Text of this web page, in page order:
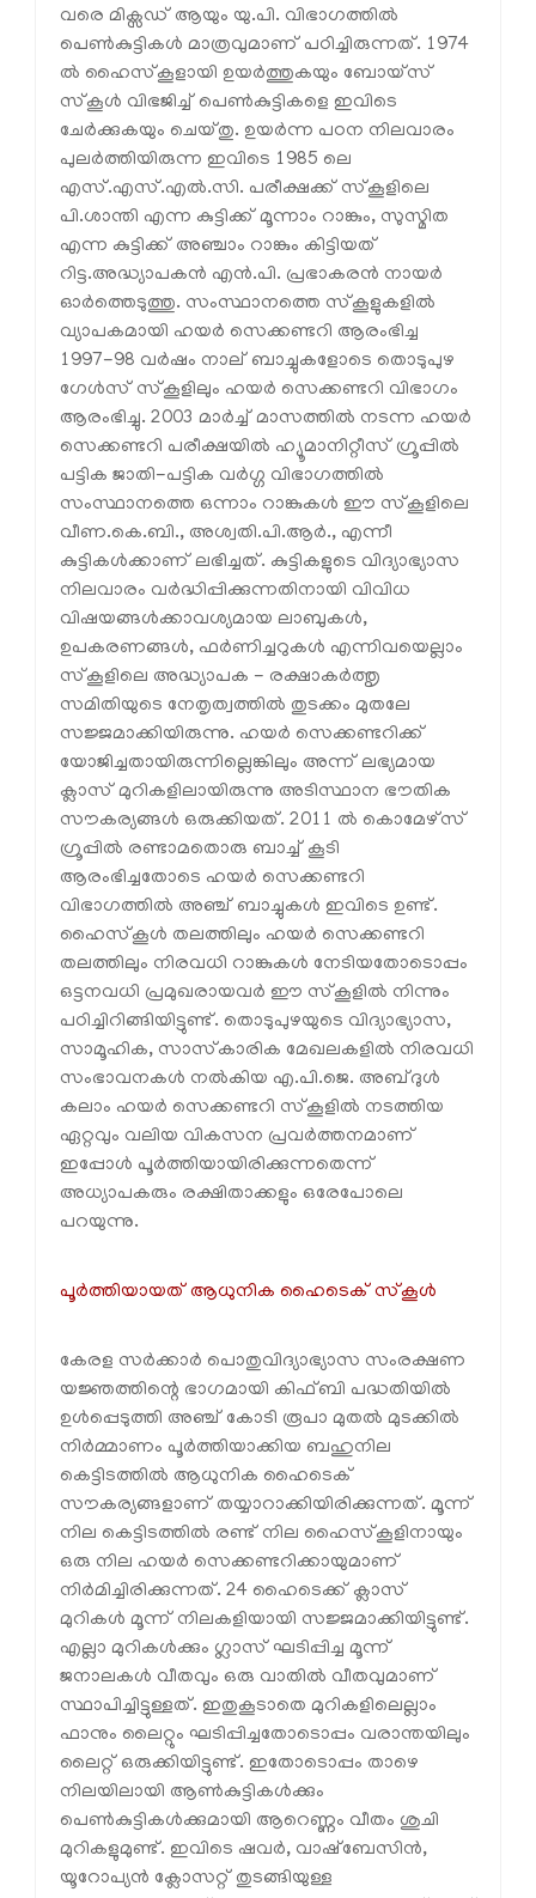
വരെ മിക്സഡ് ആയും യു.പി. വിഭാഗത്തില്‍
പെണ്‍കുട്ടികള്‍ മാത്രവുമാണ് പഠിച്ചിരുന്നത്. 1974
ല്‍ ഹൈസ്‌കൂളായി ഉയര്‍ത്തുകയും ബോയ്സ്
സ്‌കൂള്‍ വിഭജിച്ച് പെണ്‍കുട്ടികളെ ഇവിടെ
ചേര്‍ക്കുകയും ചെയ്തു. ഉയര്‍ന്ന പഠന നിലവാരം
പുലര്‍ത്തിയിരുന്ന ഇവിടെ 1985 ലെ
എസ്.എസ്.എല്‍.സി. പരീക്ഷക്ക് സ്‌കൂളിലെ
പി.ശാന്തി എന്ന കുട്ടിക്ക് മൂന്നാം റാങ്കും, സുസ്മിത
എന്ന കുട്ടിക്ക് അഞ്ചാം റാങ്കും കിട്ടിയത്
റിട്ട.അദ്ധ്യാപകന്‍ എന്‍.പി. പ്രഭാകരന്‍ നായര്‍
ഓര്‍ത്തെടുത്തു. സംസ്ഥാനത്തെ സ്‌കൂളുകളില്‍
വ്യാപകമായി ഹയര്‍ സെക്കണ്ടറി ആരംഭിച്ച
1997-98 വര്‍ഷം നാല് ബാച്ചുകളോടെ തൊടുപുഴ
ഗേള്‍സ് സ്‌കൂളിലും ഹയര്‍ സെക്കണ്ടറി വിഭാഗം
ആരംഭിച്ചു. 2003 മാര്‍ച്ച് മാസത്തില്‍ നടന്ന ഹയര്‍
സെക്കണ്ടറി പരീക്ഷയില്‍ ഹ്യൂമാനിറ്റീസ് ഗ്രൂപ്പില്‍
പട്ടിക ജാതി-പട്ടിക വര്‍ഗ്ഗ വിഭാഗത്തില്‍
സംസ്ഥാനത്തെ ഒന്നാം റാങ്കുകള്‍ ഈ സ്‌കൂളിലെ
വീണ.കെ.ബി., അശ്വതി.പി.ആര്‍., എന്നീ
കുട്ടികള്‍ക്കാണ് ലഭിച്ചത്. കുട്ടികളുടെ വിദ്യാഭ്യാസ
നിലവാരം വര്‍ദ്ധിപ്പിക്കുന്നതിനായി വിവിധ
വിഷയങ്ങള്‍ക്കാവശ്യമായ ലാബുകള്‍,
ഉപകരണങ്ങള്‍, ഫര്‍ണിച്ചറുകള്‍ എന്നിവയെല്ലാം
സ്‌കൂളിലെ അദ്ധ്യാപക - രക്ഷാകര്‍ത്തൃ
സമിതിയുടെ നേതൃത്വത്തില്‍ തുടക്കം മുതലേ
സജ്ജമാക്കിയിരുന്നു. ഹയര്‍ സെക്കണ്ടറിക്ക്
യോജിച്ചതായിരുന്നില്ലെങ്കിലും അന്ന് ലഭ്യമായ
ക്ലാസ് മുറികളിലായിരുന്നു അടിസ്ഥാന ഭൗതിക
സൗകര്യങ്ങള്‍ ഒരുക്കിയത്. 2011 ല്‍ കൊമേഴ്സ്
ഗ്രൂപ്പില്‍ രണ്ടാമതൊരു ബാച്ച് കൂടി
ആരംഭിച്ചതോടെ ഹയര്‍ സെക്കണ്ടറി
വിഭാഗത്തില്‍ അഞ്ച് ബാച്ചുകള്‍ ഇവിടെ ഉണ്ട്.
ഹൈസ്‌കൂള്‍ തലത്തിലും ഹയര്‍ സെക്കണ്ടറി
തലത്തിലും നിരവധി റാങ്കുകള്‍ നേടിയതോടൊപ്പം
ഒട്ടനവധി പ്രമുഖരായവര്‍ ഈ സ്‌കൂളില്‍ നിന്നും
പഠിച്ചിറിങ്ങിയിട്ടുണ്ട്. തൊടുപുഴയുടെ വിദ്യാഭ്യാസ,
സാമൂഹിക, സാസ്‌കാരിക മേഖലകളില്‍ നിരവധി
സംഭാവനകള്‍ നല്‍കിയ എ.പി.ജെ. അബ്ദുള്‍
കലാം ഹയര്‍ സെക്കണ്ടറി സ്‌കൂളില്‍ നടത്തിയ
ഏറ്റവും വലിയ വികസന പ്രവര്‍ത്തനമാണ്
ഇപ്പോള്‍ പൂര്‍ത്തിയായിരിക്കുന്നതെന്ന്
അധ്യാപകരും രക്ഷിതാക്കളും ഒരേപോലെ
പറയുന്നു.
പൂര്‍ത്തിയായത് ആധുനിക ഹൈടെക് സ്‌കൂള്‍
കേരള സര്‍ക്കാര്‍ പൊതുവിദ്യാഭ്യാസ സംരക്ഷണ
യജ്ഞത്തിന്റെ ഭാഗമായി കിഫ്ബി പദ്ധതിയില്‍
ഉള്‍പ്പെടുത്തി അഞ്ച് കോടി രൂപാ മുതല്‍ മുടക്കില്‍
നിര്‍മ്മാണം പൂര്‍ത്തിയാക്കിയ ബഹുനില
കെട്ടിടത്തില്‍ ആധുനിക ഹൈടെക്
സൗകര്യങ്ങളാണ് തയ്യാറാക്കിയിരിക്കുന്നത്. മൂന്ന്
നില കെട്ടിടത്തില്‍ രണ്ട് നില ഹൈസ്‌കൂളിനായും
ഒരു നില ഹയര്‍ സെക്കണ്ടറിക്കായുമാണ്
നിര്‍മിച്ചിരിക്കുന്നത്. 24 ഹൈടെക്ക് ക്ലാസ്
മുറികള്‍ മൂന്ന് നിലകളിയായി സജ്ജമാക്കിയിട്ടുണ്ട്.
എല്ലാ മുറികള്‍ക്കും ഗ്ലാസ് ഘടിപ്പിച്ച മൂന്ന്
ജനാലകള്‍ വീതവും ഒരു വാതില്‍ വീതവുമാണ്
സ്ഥാപിച്ചിട്ടുള്ളത്. ഇതുകൂടാതെ മുറികളിലെല്ലാം
ഫാനും ലൈറ്റും ഘടിപ്പിച്ചതോടൊപ്പം വരാന്തയിലും
ലൈറ്റ് ഒരുക്കിയിട്ടുണ്ട്. ഇതോടൊപ്പം താഴെ
നിലയിലായി ആണ്‍കുട്ടികള്‍ക്കും
പെണ്‍കുട്ടികള്‍ക്കുമായി ആറെണ്ണം വീതം ശുചി
മുറികളുമുണ്ട്. ഇവിടെ ഷവര്‍, വാഷ്ബേസിന്‍,
യൂറോപ്യന്‍ ക്ലോസറ്റ് തുടങ്ങിയുള്ള